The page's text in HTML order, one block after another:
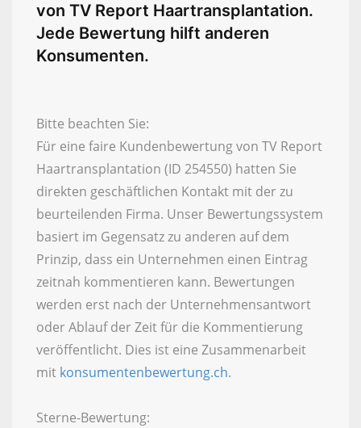
von TV Report Haartransplantation.
Jede Bewertung hilft anderen
Konsumenten.
Bitte beachten Sie:
Für eine faire Kundenbewertung von TV Report
Haartransplantation (ID 254550) hatten Sie
direkten geschäftlichen Kontakt mit der zu
beurteilenden Firma. Unser Bewertungssystem
basiert im Gegensatz zu anderen auf dem
Prinzip, dass ein Unternehmen einen Eintrag
zeitnah kommentieren kann. Bewertungen
werden erst nach der Unternehmensantwort
oder Ablauf der Zeit für die Kommentierung
veröffentlicht. Dies ist eine Zusammenarbeit
mit konsumentenbewertung.ch.
Sterne-Bewertung: